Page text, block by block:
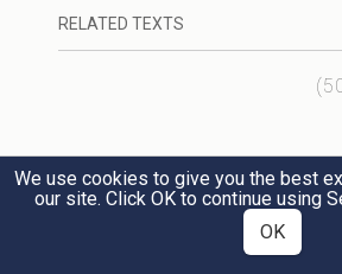
שֶׁל משֶׁה רַבֵּנוּ.
הַבּוֹרֵא יוֹדֵעַ מַעֲשֵׂה בְּנֵי
מִשְּׁלֹשָׁה אֵלּוּ הֵן
הֵן הַכּוֹפְרִים בַּתּוֹרָה.
הַתּוֹרָה מֵעִם ה' אֲפִלּוּ פָּסוּק
RELATED TEXTS
)
(
1
)
We use cookies to give you the best
our site. Click OK to continue using
OK